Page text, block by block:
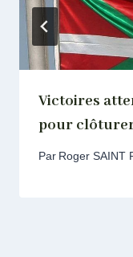
Victoires
pour
Par Roger SAINT